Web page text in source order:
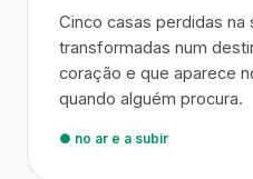
Cinco casas perdidas na
transformadas num
coração e que aparece
quando alguém procura.
● no ar e a subir